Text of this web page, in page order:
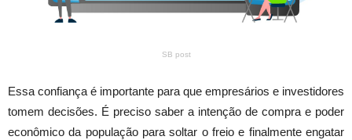
SB post
Essa confiança é importante para que empresários e investidores
tomem decisões. É preciso saber a intenção de compra e poder
econômico da população para soltar o freio e finalmente engatar